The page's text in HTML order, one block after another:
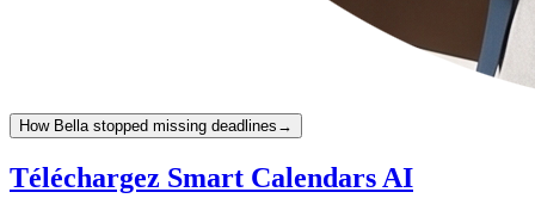
How Bella stopped missing deadlines →
Téléchargez Smart Calendars AI